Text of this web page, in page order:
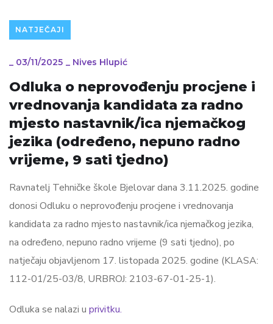
NATJEČAJI
_ 03/11/2025 _ Nives Hlupić
Odluka o neprovođenju procjene i
vrednovanja kandidata za radno
mjesto nastavnik/ica njemačkog
jezika (određeno, nepuno radno
vrijeme, 9 sati tjedno)
Ravnatelj Tehničke škole Bjelovar dana 3.11.2025. godine
donosi Odluku o neprovođenju procjene i vrednovanja
kandidata za radno mjesto nastavnik/ica njemačkog jezika,
na određeno, nepuno radno vrijeme (9 sati tjedno), po
natječaju objavljenom 17. listopada 2025. godine (KLASA:
112-01/25-03/8, URBROJ: 2103-67-01-25-1).
Odluka se nalazi u privitku.